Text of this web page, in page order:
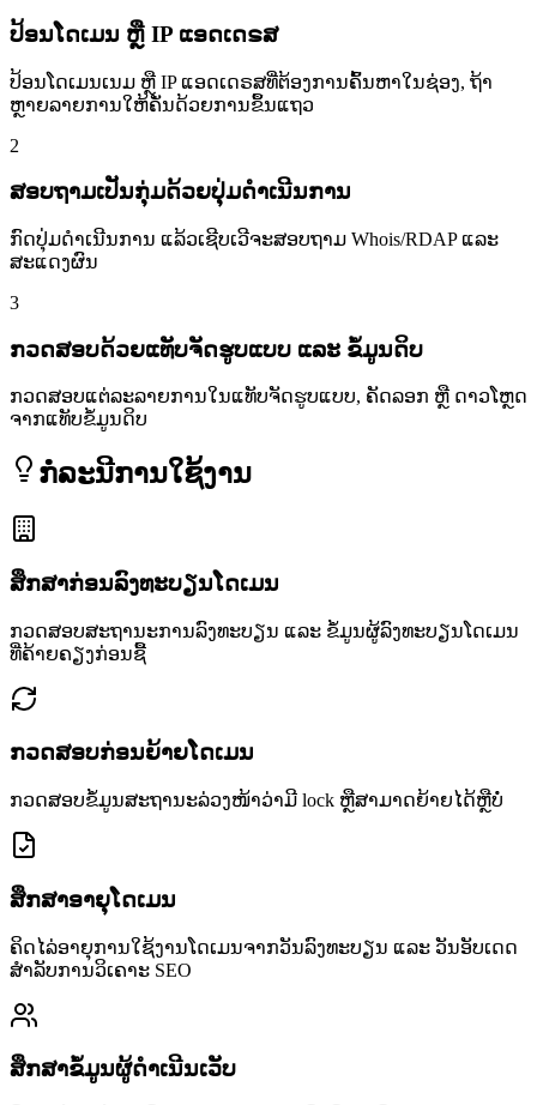
ປ້ອນໂດເມນ ຫຼື IP ແອດເດຣສ
ປ້ອນໂດເມນເນມ ຫຼື IP ແອດເດຣສທີ່ຕ້ອງການຄົ້ນຫາໃນຊ່ອງ, ຖ້າ
ຫຼາຍລາຍການໃຫ້ຄັ່ນດ້ວຍການຂຶ້ນແຖວ
2
ສອບຖາມເປັນກຸ່ມດ້ວຍປຸ່ມດຳເນີນການ
ກົດປຸ່ມດຳເນີນການ ແລ້ວເຊີບເວີຈະສອບຖາມ Whois/RDAP ແລະ
ສະແດງຜົນ
3
ກວດສອບດ້ວຍແທັບຈັດຮູບແບບ ແລະ ຂໍ້ມູນດິບ
ກວດສອບແຕ່ລະລາຍການໃນແທັບຈັດຮູບແບບ, ຄັດລອກ ຫຼື ດາວໂຫຼດ
ຈາກແທັບຂໍ້ມູນດິບ
ກໍລະນີການໃຊ້ງານ
ສຶກສາກ່ອນລົງທະບຽນໂດເມນ
ກວດສອບສະຖານະການລົງທະບຽນ ແລະ ຂໍ້ມູນຜູ້ລົງທະບຽນໂດເມນ
ທີ່ຄ້າຍຄຽງກ່ອນຊື້
ກວດສອບກ່ອນຍ້າຍໂດເມນ
ກວດສອບຂໍ້ມູນສະຖານະລ່ວງໜ້າວ່າມີ lock ຫຼືສາມາດຍ້າຍໄດ້ຫຼືບໍ່
ສຶກສາອາຍຸໂດເມນ
ຄິດໄລ່ອາຍຸການໃຊ້ງານໂດເມນຈາກວັນລົງທະບຽນ ແລະ ວັນອັບເດດ
ສຳລັບການວິເຄາະ SEO
ສຶກສາຂໍ້ມູນຜູ້ດຳເນີນເວັບ